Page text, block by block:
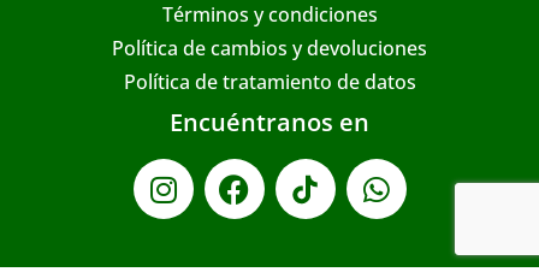
Términos y condiciones
Política de cambios y devoluciones
Política de tratamiento de datos
Encuéntranos en